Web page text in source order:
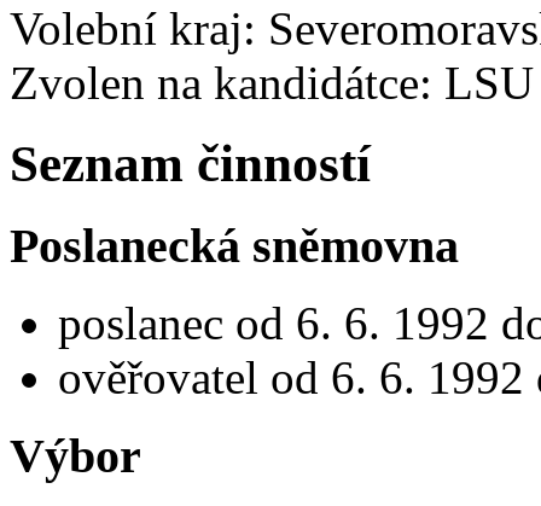
Volební kraj:
Zvolen na kandidátce: LSU
Seznam činností
Poslanecká sněmovna
poslanec od 6. 6. 1992
ověřovatel od 6. 6. 1992
Výbor